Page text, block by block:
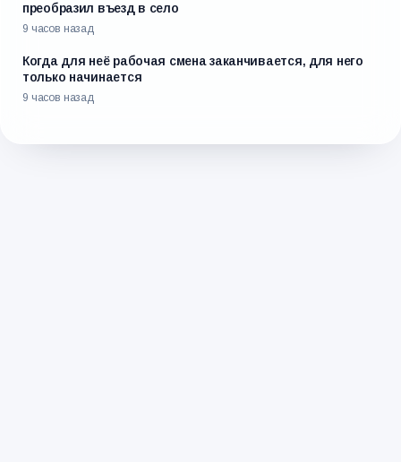
преобразил въезд в село
9 часов назад
Когда для неё рабочая смена заканчивается, для него
только начинается
9 часов назад